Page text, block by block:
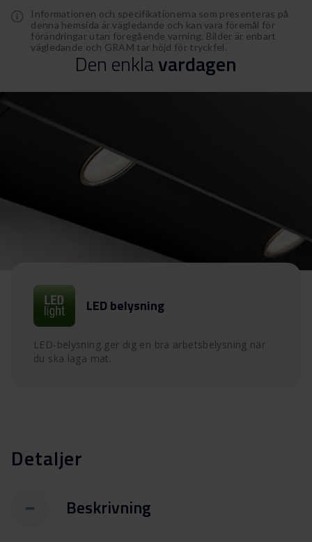
Informationen och specifikationerna som presenteras på
denna hemsida är vägledande och kan vara föremål för
förändringar utan föregående varning. Bilder är enbart
vägledande och GRAM tar höjd för tryckfel.
Den enklavardagen
LED belysning
LED-belysning ger dig en bra arbetsbelysning när
du ska laga mat.
Detaljer
Beskrivning